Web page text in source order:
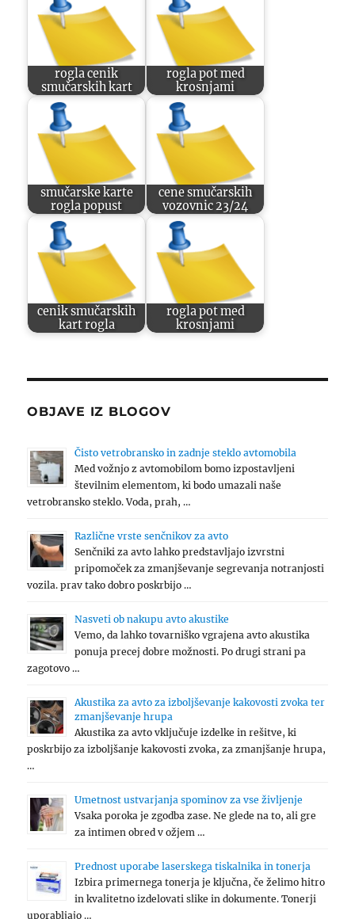
rogla cenik
smučarskih kart
rogla pot med
krosnjami
smučarske karte
rogla popust
cene smučarskih
vozovnic 23/24
cenik smučarskih
kart rogla
rogla pot med
krosnjami
OBJAVE IZ BLOGOV
Čisto vetrobransko in zadnje steklo avtomobila
Med vožnjo z avtomobilom bomo izpostavljeni
številnim elementom, ki bodo umazali naše
vetrobransko steklo. Voda, prah, …
Različne vrste senčnikov za avto
Senčniki za avto lahko predstavljajo izvrstni
pripomoček za zmanjševanje segrevanja notranjosti
vozila. prav tako dobro poskrbijo …
Nasveti ob nakupu avto akustike
Vemo, da lahko tovarniško vgrajena avto akustika
ponuja precej dobre možnosti. Po drugi strani pa
zagotovo …
Akustika za avto za izboljševanje kakovosti zvoka ter
zmanjševanje hrupa
Akustika za avto vključuje izdelke in rešitve, ki
poskrbijo za izboljšanje kakovosti zvoka, za zmanjšanje hrupa,
…
Umetnost ustvarjanja spominov za vse življenje
Vsaka poroka je zgodba zase. Ne glede na to, ali gre
za intimen obred v ožjem …
Prednost uporabe laserskega tiskalnika in tonerja
Izbira primernega tonerja je ključna, če želimo hitro
in kvalitetno izdelovati slike in dokumente. Tonerji
uporabljajo …